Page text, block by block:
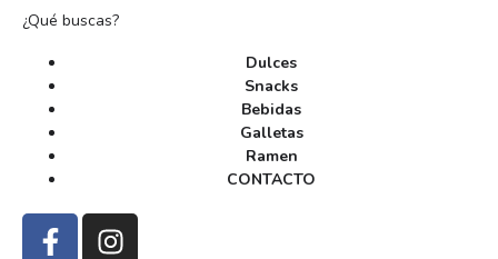
¿Qué buscas?
Dulces
Snacks
Bebidas
Galletas
Ramen
CONTACTO